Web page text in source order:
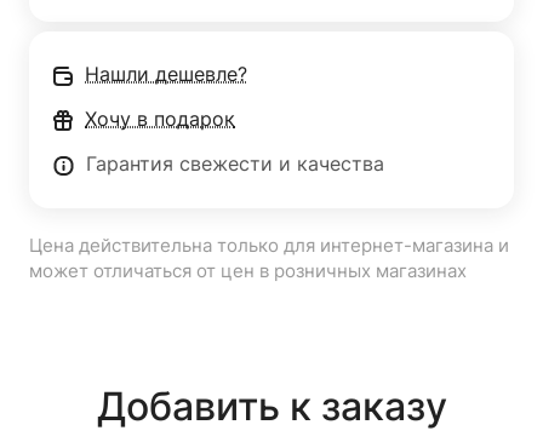
Нашли дешевле?
Хочу в подарок
Гарантия свежести и качества
Цена действительна только для интернет-магазина и
может отличаться от цен в розничных магазинах
Добавить к заказу